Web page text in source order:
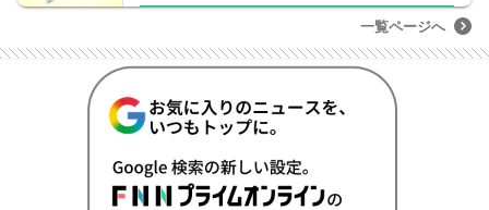
一覧ページへ